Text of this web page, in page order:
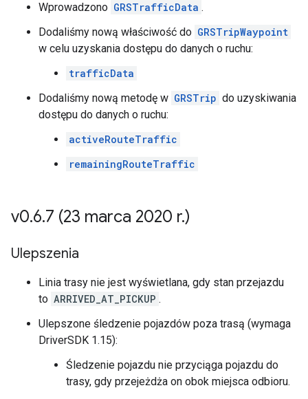
Wprowadzono GRSTrafficData .
Dodaliśmy nową właściwość do GRSTripWaypoint
w celu uzyskania dostępu do danych o ruchu:
trafficData
Dodaliśmy nową metodę w GRSTrip do uzyskiwania
dostępu do danych o ruchu:
activeRouteTraffic
remainingRouteTraffic
v0.6.7 (23 marca 2020 r.)
Ulepszenia
Linia trasy nie jest wyświetlana, gdy stan przejazdu
to ARRIVED_AT_PICKUP .
Ulepszone śledzenie pojazdów poza trasą (wymaga
DriverSDK 1.15):
Śledzenie pojazdu nie przyciąga pojazdu do
trasy, gdy przejeżdża on obok miejsca odbioru.